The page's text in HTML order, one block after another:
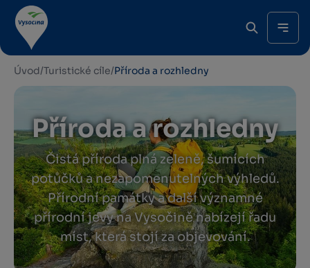
Úvod/Turistické cíle/Příroda a rozhledny
Příroda a rozhledny
Čistá příroda plná zeleně, šumících
potůčků a nezapomenutelných výhledů.
Přírodní památky a další významné
přírodní jevy na Vysočině nabízejí řadu
míst, která stojí za objevování.